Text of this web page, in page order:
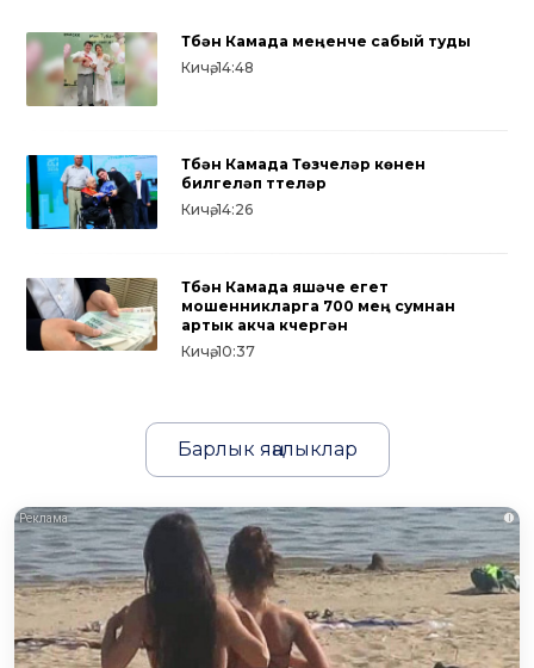
Түбән Камада меңенче сабый туды
Кичә, 14:48
Түбән Камада Төзүчеләр көнен
билгеләп үттеләр
Кичә, 14:26
Түбән Камада яшәүче егет
мошенникларга 700 мең сумнан
артык акча күчергән
Кичә, 10:37
Барлык яңалыклар
i